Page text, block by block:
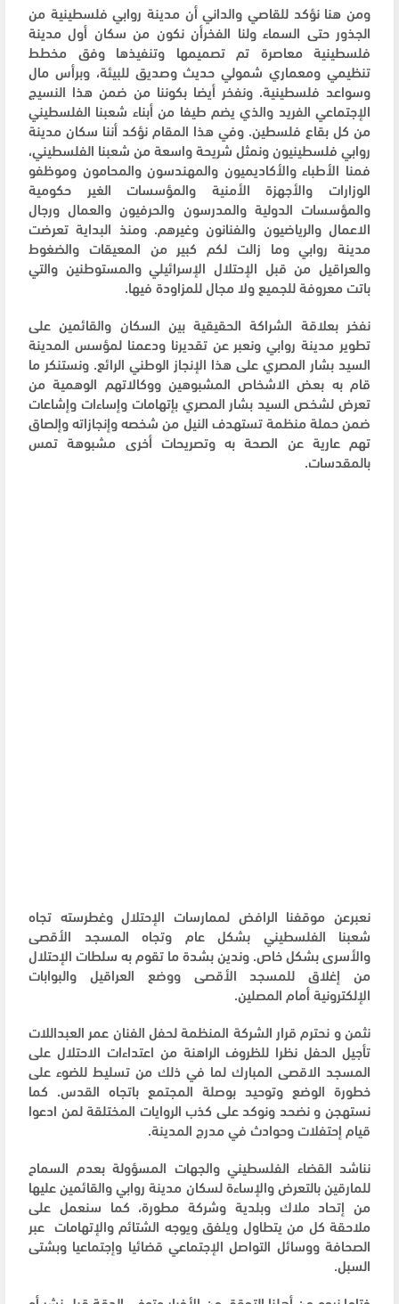
ومن هنا نؤكد للقاصي والداني أن مدينة روابي فلسطينية من
الجذور حتى السماء ولنا الفخرأن نكون من سكان أول مدينة
فلسطينية معاصرة تم تصميمها وتنفيذها وفق مخطط
تنظيمي ومعماري شمولي حديث وصديق للبيئة، وبرأس مال
وسواعد فلسطينية. ونفخر أيضا بكوننا من ضمن هذا النسيج
الإجتماعي الفريد والذي يضم طيفا من أبناء شعبنا الفلسطيني
من كل بقاع فلسطين. وفي هذا المقام نؤكد أننا سكان مدينة
روابي فلسطينيون ونمثل شريحة واسعة من شعبنا الفلسطيني،
فمنا الأطباء والأكاديميون والمهندسون والمحامون وموظفو
الوزارات والأجهزة الأمنية والمؤسسات الغير حكومية
والمؤسسات الدولية والمدرسون والحرفيون والعمال ورجال
الاعمال والرياضيون والفنانون وغيرهم. ومنذ البداية تعرضت
مدينة روابي وما زالت لكم كبير من المعيقات والضغوط
والعراقيل من قبل الإحتلال الإسرائيلي والمستوطنين والتي
باتت معروفة للجميع ولا مجال للمزاودة فيها.
نفخر بعلاقة الشراكة الحقيقية بين السكان والقائمين على
تطوير مدينة روابي ونعبر عن تقديرنا ودعمنا لمؤسس المدينة
السيد بشار المصري على هذا الإنجاز الوطني الرائع. ونستنكر ما
قام به بعض الاشخاص المشبوهين ووكالاتهم الوهمية من
تعرض لشخص السيد بشار المصري بإتهامات وإساءات وإشاعات
ضمن حملة منظمة تستهدف النيل من شخصه وإنجازاته وإلصاق
تهم عارية عن الصحة به وتصريحات أخرى مشبوهة تمس
بالمقدسات.
نعبرعن موقفنا الرافض لممارسات الإحتلال وغطرسته تجاه
شعبنا الفلسطيني بشكل عام وتجاه المسجد الأقصى
والأسرى بشكل خاص. وندين بشدة ما تقوم به سلطات الإحتلال
من إغلاق للمسجد الأقصى ووضع العراقيل والبوابات
الإلكترونية أمام المصلين.
نثمن و نحترم قرار الشركة المنظمة لحفل الفنان عمر العبداللات
تأجيل الحفل نظرا للظروف الراهنة من اعتداءات الاحتلال على
المسجد الاقصى المبارك لما في ذلك من تسليط للضوء على
خطورة الوضع وتوحيد بوصلة المجتمع باتجاه القدس. كما
نستهجن و نضحد ونوكد على كذب الروايات المختلقة لمن ادعوا
قيام إحتفلات وحوادث في مدرج المدينة.
نناشد القضاء الفلسطيني والجهات المسؤولة بعدم السماح
للمارقين بالتعرض والإساءة لسكان مدينة روابي والقائمين عليها
من إتحاد ملاك وبلدية وشركة مطورة، كما سنعمل على
ملاحقة كل من يتطاول ويلفق ويوجه الشتائم والإتهامات عبر
الصحافة ووسائل التواصل الإجتماعي قضائيا وإجتماعيا وبشتى
السبل.